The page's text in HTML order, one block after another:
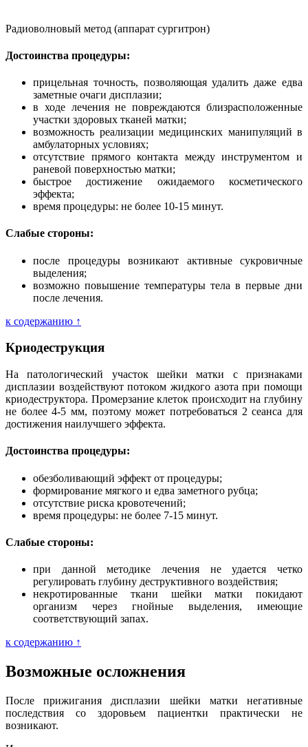
Радиоволновый метод (аппарат сургитрон)
Достоинства процедуры:
прицельная точность, позволяющая удалить даже едва
заметные очаги дисплазии;
в ходе лечения не повреждаются близрасположенные
участки здоровых тканей матки;
возможность реализации медицинских манипуляций в
амбулаторных условиях;
отсутствие прямого контакта между инструментом и
раневой поверхностью матки;
быстрое достижение ожидаемого косметического
эффекта;
время процедуры: не более 10-15 минут.
Слабые стороны:
после процедуры возникают активные сукровичные
выделения;
возможно повышение температуры тела в первые дни
после лечения.
к содержанию ↑
Криодеструкция
На патологический участок шейки матки с признаками
дисплазии воздействуют потоком жидкого азота при помощи
криодеструктора. Промерзание клеток происходит на глубину
не более 4-5 мм, поэтому может потребоваться 2 сеанса для
достижения наилучшего эффекта.
Достоинства процедуры:
обезболивающий эффект от процедуры;
формирование мягкого и едва заметного рубца;
отсутствие риска кровотечений;
время процедуры: не более 7-15 минут.
Слабые стороны:
при данной методике лечения не удается четко
регулировать глубину деструктивного воздействия;
некротированные ткани шейки матки покидают
организм через гнойные выделения, имеющие
соответствующий запах.
к содержанию ↑
Возможные осложнения
После прижигания дисплазии шейки матки негативные
последствия со здоровьем пациентки практически не
возникают.